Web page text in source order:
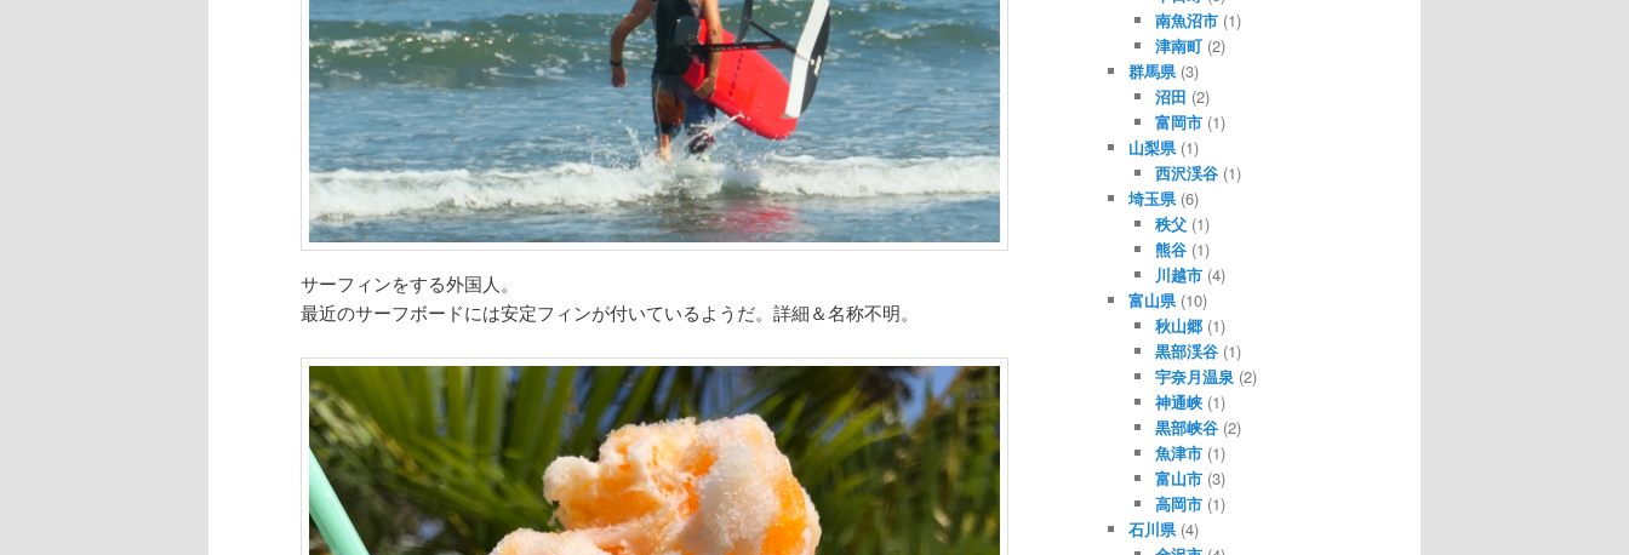
サーフィンをする外国人。
最近のサーフボードには安定フィンが付いているようだ。詳細＆名称不明。
南魚沼市 (1)
津南町 (2)
群馬県(3)
沼田 (2)
富岡市 (1)
山梨県(1)
西沢渓谷 (1)
埼玉県(6)
秩父 (1)
熊谷 (1)
川越市 (4)
富山県(10)
秋山郷 (1)
黒部渓谷 (1)
宇奈月温泉 (2)
神通峡 (1)
黒部峡谷 (2)
魚津市 (1)
富山市 (3)
高岡市 (1)
石川県(4)